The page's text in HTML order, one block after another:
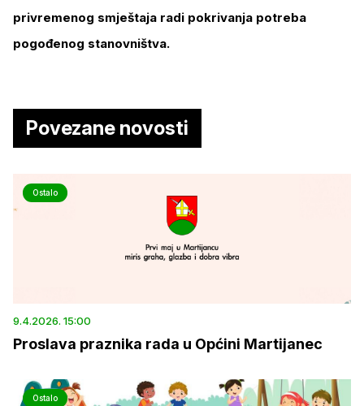
privremenog smještaja radi pokrivanja potreba
pogođenog stanovništva.
Povezane novosti
Ostalo
9.4.2026. 15:00
Proslava praznika rada u Općini Martijanec
Ostalo